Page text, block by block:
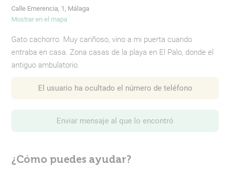
Calle Emerencia, 1, Málaga
Mostrar en el mapa
Gato cachorro. Muy cariñoso, vino a mi puerta cuando
entraba en casa. Zona casas de la playa en El Palo, donde el
antiguo ambulatorio.
El usuario ha ocultado el número de teléfono
Enviar mensaje al que lo encontró
¿Cómo puedes ayudar?